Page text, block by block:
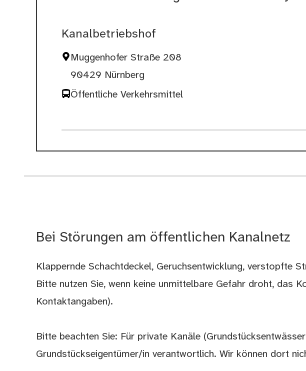
Kanalbetriebshof
Muggenhofer Straße 208
90429 Nürnberg
Öffentliche Verkehrsmittel
Bei Störungen am öffentlichen Kanalnetz
Klappernde Schachtdeckel, Geruchsentwicklung, verstopfte
Bitte nutzen Sie, wenn keine unmittelbare Gefahr droht, das
Kontaktangaben).
Bitte beachten Sie: Für private Kanäle
Grundstückseigentümer/in verantwortlich. Wir können dort